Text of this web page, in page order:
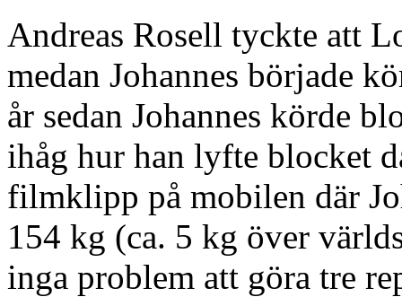
Andreas Rosell tyckte att
medan Johannes började
år sedan Johannes körde
ihåg hur han lyfte blocket
filmklipp på mobilen där
154 kg (ca. 5 kg över
inga problem att göra tre